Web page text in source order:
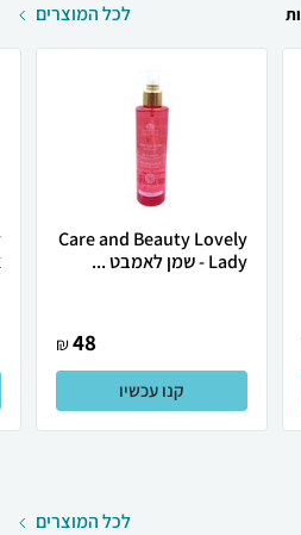
לכל המוצרים
Care and Beauty Lovely
Lady - שמן לאמבט ...
48
₪
קנו עכשיו
לכל המוצרים